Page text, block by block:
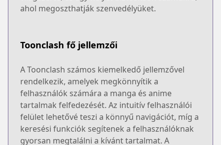
ahol megoszthatják szenvedélyüket.
Toonclash fő jellemzői
A Toonclash számos kiemelkedő jellemzővel
rendelkezik, amelyek megkönnyítik a
felhasználók számára a manga és anime
tartalmak felfedezését. Az intuitív felhasználói
felület lehetővé teszi a könnyű navigációt, míg a
keresési funkciók segítenek a felhasználóknak
gyorsan megtalálni a kívánt tartalmat. A